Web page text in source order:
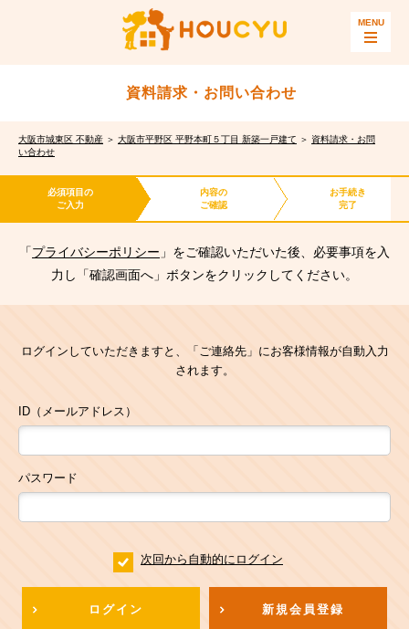
資料請求・お問い合わせ
大阪市城東区 不動産 ＞ 大阪市平野区 平野本町５丁目 新築一戸建て ＞ 資料請求・お問
い合わせ
必須項目の
ご入力
内容の
ご確認
お手続き
完了
「プライバシーポリシー 」をご確認いただいた後、必要事項を入
力し「確認画面へ」ボタンをクリックしてください。
ログインしていただきますと、「ご連絡先」にお客様情報が自動入力
されます。
ID（メールアドレス）
パスワード
次回から自動的にログイン
ログイン 新規会員登録